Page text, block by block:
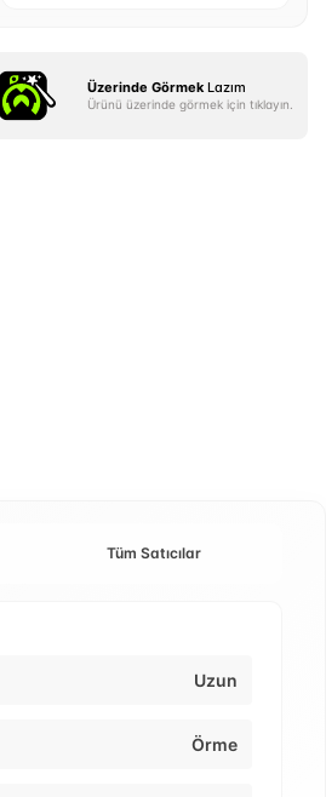
Üzerinde Görmek Lazım
Ürünü üzerinde görmek için tıklayın.
Tüm Satıcılar
Uzun
Örme